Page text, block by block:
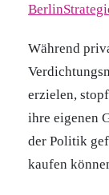
Während
erzielen,
ihre eigenen
der Politik
kaufen